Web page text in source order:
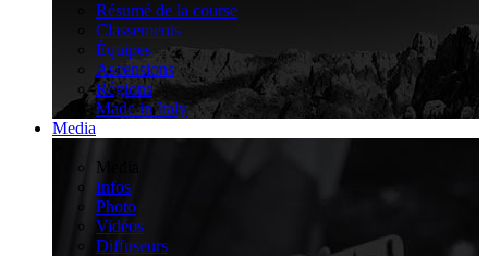
Résumé de la course
Classements
Équipes
Ascensions
Régions
Made in Italy
Media
Media
Infos
Photo
Vidéos
Diffuseurs